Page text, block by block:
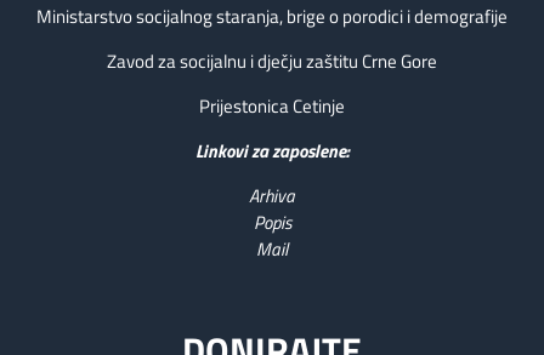
Ministarstvo socijalnog staranja, brige o porodici i demografije
Zavod za socijalnu i dječju zaštitu Crne Gore
Prijestonica Cetinje
Linkovi za zaposlene:
Arhiva
Popis
Mail